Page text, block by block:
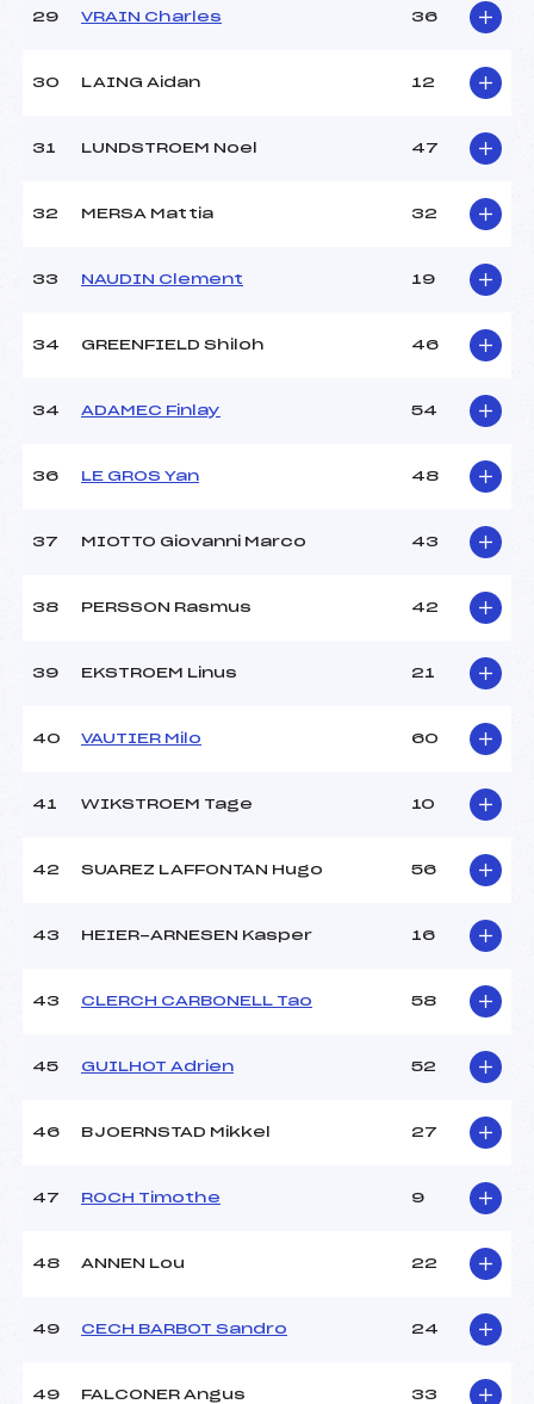
29 VRAIN Charles 36
30 LAING Aidan 12
31 LUNDSTROEM Noel 47
32 MERSA Mattia 32
33 NAUDIN Clement 19
34 GREENFIELD Shiloh 46
34 ADAMEC Finlay 54
36 LE GROS Yan 48
37 MIOTTO Giovanni Marco 43
38 PERSSON Rasmus 42
39 EKSTROEM Linus 21
40 VAUTIER Milo 60
41 WIKSTROEM Tage 10
42 SUAREZ LAFFONTAN Hugo 56
43 HEIER-ARNESEN Kasper 16
43 CLERCH CARBONELL Tao 58
45 GUILHOT Adrien 52
46 BJOERNSTAD Mikkel 27
47 ROCH Timothe 9
48 ANNEN Lou 22
49 CECH BARBOT Sandro 24
49 FALCONER Angus 33